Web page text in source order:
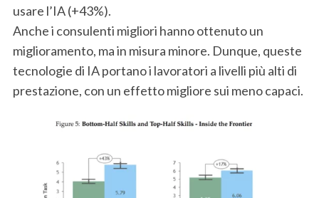
usare l’IA (+43%).
Anche i consulenti migliori hanno ottenuto un
miglioramento, ma in misura minore. Dunque, queste
tecnologie di IA portano i lavoratori a livelli più alti di
prestazione, con un effetto migliore sui meno capaci.